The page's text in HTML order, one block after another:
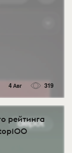
4 Авг 319
рейтинга